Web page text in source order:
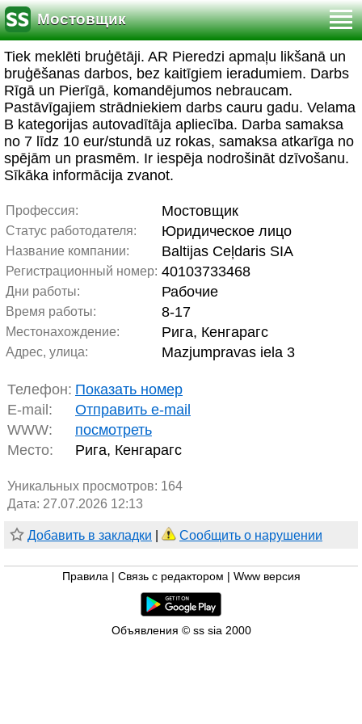
Мостовщик
Tiek meklēti bruģētāji. AR Pieredzi apmaļu likšanā un
bruģēšanas darbos, bez kaitīgiem ieradumiem. Darbs
Rīgā un Pierīgā, komandējumos nebraucam.
Pastāvīgajiem strādniekiem darbs cauru gadu. Velama
B kategorijas autovadītāja apliecība. Darba samaksa
no 7 līdz 10 eur/stundā uz rokas, samaksa atkarīga no
spējām un prasmēm. Ir iespēja nodrošināt dzīvošanu.
Sīkāka informācija zvanot.
Профессия: Мостовщик
Статус работодателя: Юридическое лицо
Название компании: Baltijas Ceļdaris SIA
Регистрационный номер: 40103733468
Дни работы: Рабочие
Время работы: 8-17
Местонахождение: Рига, Кенгарагс
Адрес, улица: Mazjumpravas iela 3
Телефон: Показать номер
E-mail:
Отправить e-mail
WWW:
посмотреть
Место:
Рига, Кенгарагс
Уникальных просмотров: 164
Дата: 27.07.2026 12:13
Добавить в закладки Сообщить о нарушении
Правила Связь с редактором Www версия
Объявления © ss sia 2000